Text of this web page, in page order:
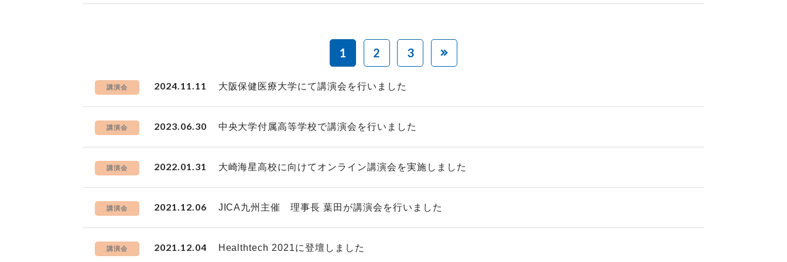
1 2 3
講演会 2024.11.11 大阪保健医療大学にて講演会を行いました
講演会 2023.06.30 中央大学付属高等学校で講演会を行いました
講演会 2022.01.31 大崎海星高校に向けてオンライン講演会を実施しました
講演会 2021.12.06 JICA九州主催 理事長 葉田が講演会を行いました
講演会 2021.12.04 Healthtech 2021に登壇しました